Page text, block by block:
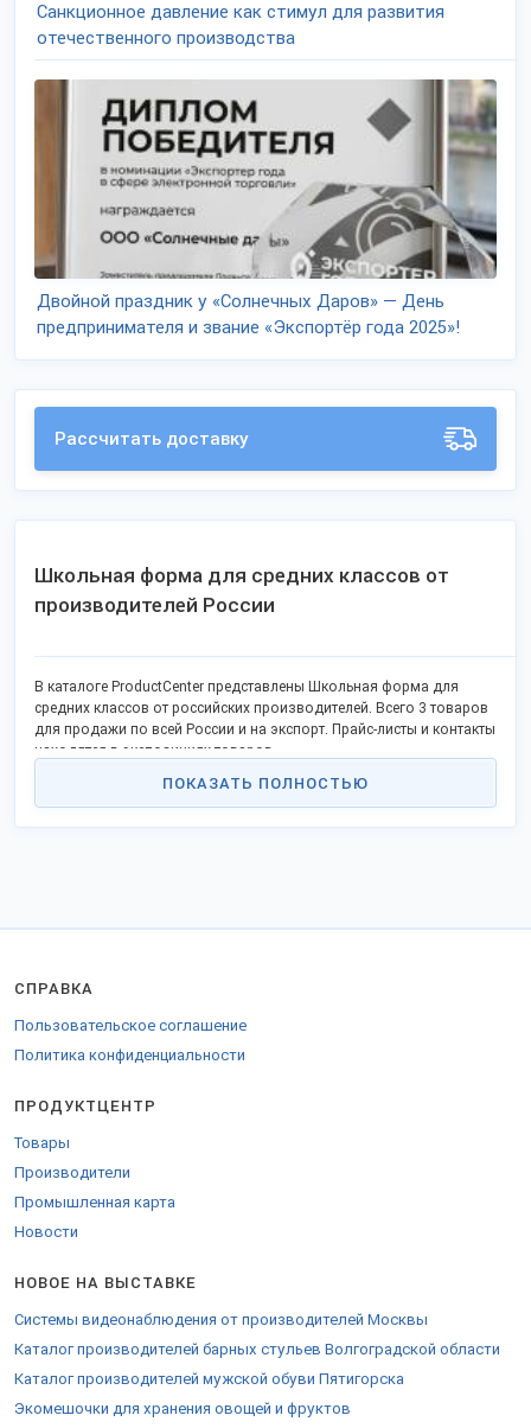
Санкционное давление как стимул для развития
отечественного производства
Двойной праздник у «Солнечных Даров» — День
предпринимателя и звание «Экспортёр года 2025»!
Рассчитать доставку
Школьная форма для средних классов от
производителей России
В каталоге ProductCenter представлены Школьная форма для
средних классов от российских производителей. Всего 3 товаров
для продажи по всей России и на экспорт. Прайс-листы и контакты
находятся в экспозициях товаров.
ПОКАЗАТЬ ПОЛНОСТЬЮ
СПРАВКА
Пользовательское соглашение
Политика конфиденциальности
ПРОДУКТЦЕНТР
Товары
Производители
Промышленная карта
Новости
НОВОЕ НА ВЫСТАВКЕ
Системы видеонаблюдения от производителей Москвы
Каталог производителей барных стульев Волгоградской области
Каталог производителей мужской обуви Пятигорска
Экомешочки для хранения овощей и фруктов